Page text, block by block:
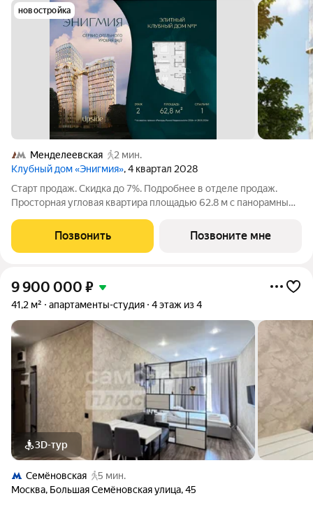
новостройка
Менделеевская
2 мин.
Клубный дом «Энигмия», 4 квартал 2028
Старт продаж. Скидка до 7%. Подробнее в отделе продаж.
Просторная угловая квартира площадью 62.8 м с панорамными
Продуманная планировка с мастер-спальней и гардеробной с
окном. ЭНИГМИЯ
Позвонить Позвоните мне
9 900 000 ₽
41,2 м² апартаменты-студия 4 этаж из 4
3D-тур
Семёновская
5 мин.
Москва, Большая Семёновская улица,45